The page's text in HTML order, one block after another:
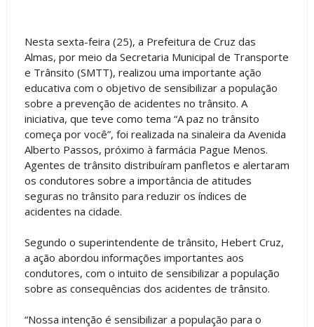
Nesta sexta-feira (25), a Prefeitura de Cruz das
Almas, por meio da Secretaria Municipal de Transporte
e Trânsito (SMTT), realizou uma importante ação
educativa com o objetivo de sensibilizar a população
sobre a prevenção de acidentes no trânsito. A
iniciativa, que teve como tema “A paz no trânsito
começa por você”, foi realizada na sinaleira da Avenida
Alberto Passos, próximo à farmácia Pague Menos.
Agentes de trânsito distribuíram panfletos e alertaram
os condutores sobre a importância de atitudes
seguras no trânsito para reduzir os índices de
acidentes na cidade.
Segundo o superintendente de trânsito, Hebert Cruz,
a ação abordou informações importantes aos
condutores, com o intuito de sensibilizar a população
sobre as consequências dos acidentes de trânsito.
“Nossa intenção é sensibilizar a população para o